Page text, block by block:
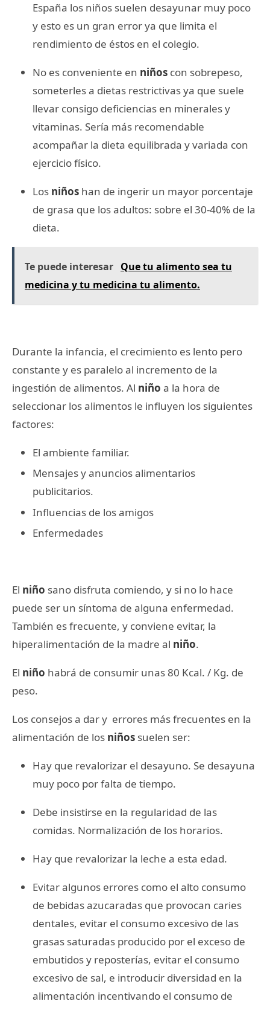
España los niños suelen desayunar muy poco
y esto es un gran error ya que limita el
rendimiento de éstos en el colegio.
No es conveniente en niños con sobrepeso,
someterles a dietas restrictivas ya que suele
llevar consigo deficiencias en minerales y
vitaminas. Sería más recomendable
acompañar la dieta equilibrada y variada con
ejercicio físico.
Los niños han de ingerir un mayor porcentaje
de grasa que los adultos: sobre el 30-40% de la
dieta.
Te puede interesar Que tu alimento sea tu
medicina y tu medicina tu alimento.
Durante la infancia, el crecimiento es lento pero
constante y es paralelo al incremento de la
ingestión de alimentos. Al niño a la hora de
seleccionar los alimentos le influyen los siguientes
factores:
El ambiente familiar.
Mensajes y anuncios alimentarios
publicitarios.
Influencias de los amigos
Enfermedades
El niño sano disfruta comiendo, y si no lo hace
puede ser un síntoma de alguna enfermedad.
También es frecuente, y conviene evitar, la
hiperalimentación de la madre al niño.
El niño habrá de consumir unas 80 Kcal. / Kg. de
peso.
Los consejos a dar y errores más frecuentes en la
alimentación de los niños suelen ser:
Hay que revalorizar el desayuno. Se desayuna
muy poco por falta de tiempo.
Debe insistirse en la regularidad de las
comidas. Normalización de los horarios.
Hay que revalorizar la leche a esta edad.
Evitar algunos errores como el alto consumo
de bebidas azucaradas que provocan caries
dentales, evitar el consumo excesivo de las
grasas saturadas producido por el exceso de
embutidos y reposterías, evitar el consumo
excesivo de sal, e introducir diversidad en la
alimentación incentivando el consumo de